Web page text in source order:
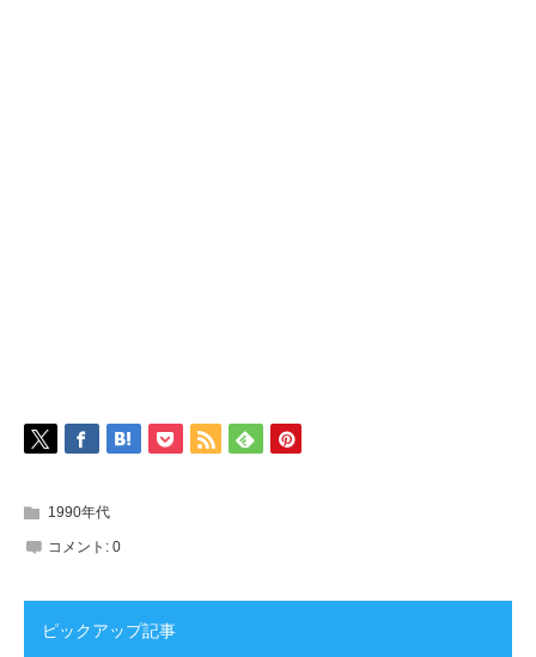
1990年代
コメント: 0
ピックアップ記事